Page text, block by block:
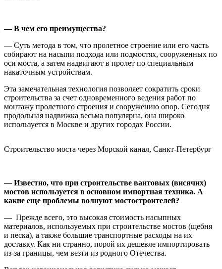
— В чем его преимущества?
— Суть метода в том, что пролетное строение или его часть
собирают на насыпи подхода или подмостях, сооруженных по
оси моста, а затем надвигают в пролет по специальным
накаточным устройствам.
Эта замечательная технология позволяет сократить сроки
строительства за счет одновременного ведения работ по
монтажу пролетного строения и сооружению опор. Сегодня
продольная надвижка весьма популярна, она широко
используется в Москве и других городах России.
Строительство моста через Морской канал, Санкт-Петербург
— Известно, что при строительстве вантовых (висячих)
мостов используется в основном импортная техника. А
какие еще проблемы волнуют мостостроителей?
— Прежде всего, это высокая стоимость насыпных
материалов, используемых при строительстве мостов (щебня
и песка), а также большие транспортные расходы на их
доставку. Как ни странно, порой их дешевле импортировать
из-за границы, чем везти из родного Отечества.